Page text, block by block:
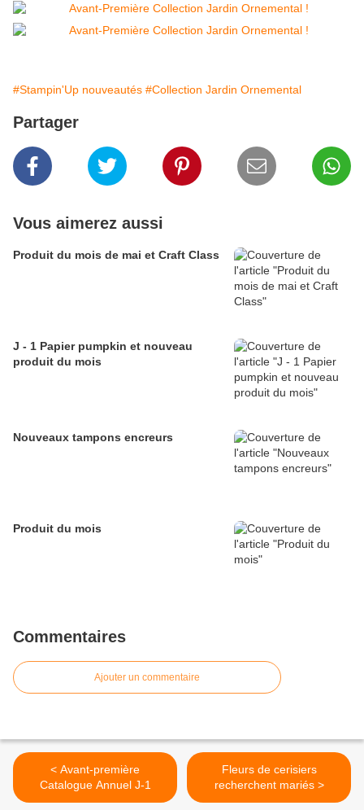
#Stampin'Up nouveautés #Collection Jardin Ornemental
Partager
Vous aimerez aussi
Produit du mois de mai et Craft Class
J - 1 Papier pumpkin et nouveau
produit du mois
Nouveaux tampons encreurs
Produit du mois
Commentaires
Ajouter un commentaire
< Avant-première
Catalogue Annuel J-1
Fleurs de cerisiers
recherchent mariés >